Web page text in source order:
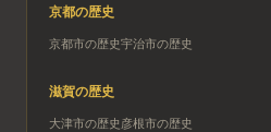
京都の歴史
京都市の歴史宇治市の歴史
滋賀の歴史
大津市の歴史 彦根市の歴史